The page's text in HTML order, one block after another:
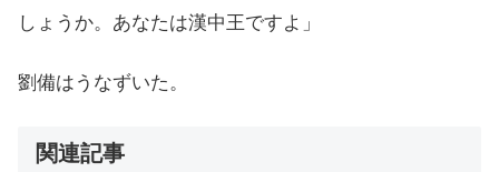
しょうか。あなたは漢中王ですよ」
劉備はうなずいた。
関連記事